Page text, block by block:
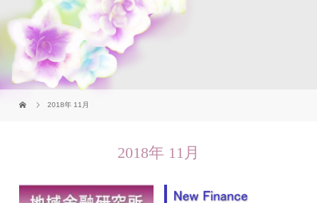
2018年 11月
2018年 11月